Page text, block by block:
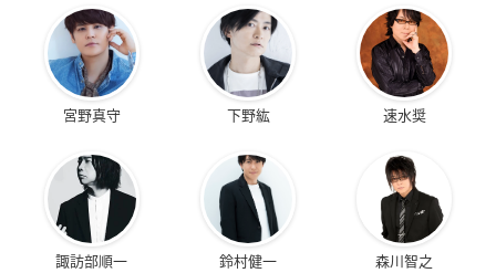
宮野真守 下野紘 速水奨
諏訪部順一 鈴村健一 森川智之